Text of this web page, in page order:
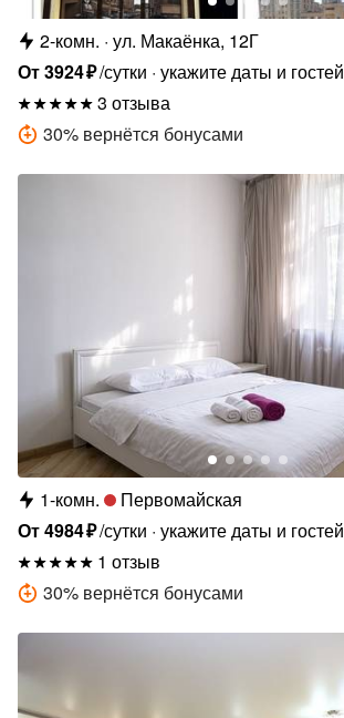
2-комн. ул. Макаёнка, 12Г
От3924₽/сутки укажите даты и гостей
3 отзыва
30% вернётся бонусами
1-комн.
Первомайская
От4984₽/сутки укажите даты и гостей
1 отзыв
30% вернётся бонусами